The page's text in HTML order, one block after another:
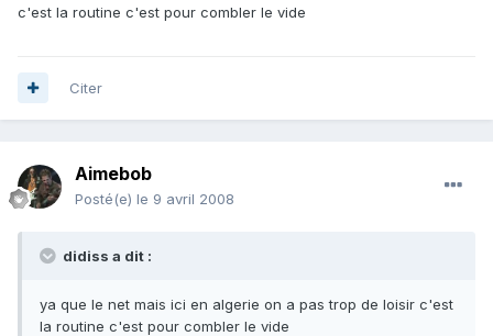
c'est la routine c'est pour combler le vide
Citer
Aimebob
Posté(e) le 9 avril 2008
didiss a dit :
ya que le net mais ici en algerie on a pas trop de loisir c'est
la routine c'est pour combler le vide